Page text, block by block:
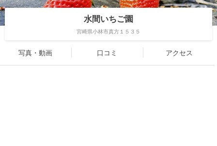
水間いちご園
宮崎県小林市真方１５３５
写真・動画 口コミ アクセス